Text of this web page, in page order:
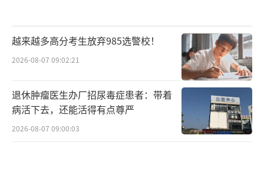
越来越多高分考生放弃985选警校！
2026-08-07 09:02:21
退休肿瘤医生办厂招尿毒症患者：带着
病活下去，还能活得有点尊严
2026-08-07 09:00:03